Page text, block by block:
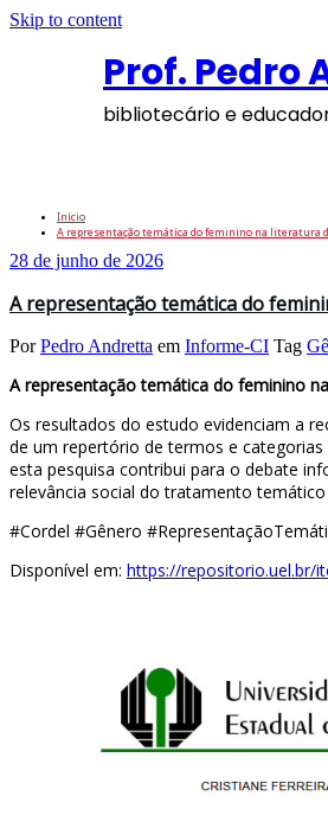
Skip to content
Prof. Pedro
bibliotecário e
Início
A representação temática do feminino na literatura
28 de junho de 2026
A representação temática do
PorPedro Andretta em Informe-CI Tag
A representação temática do feminino
Os resultados do estudo evidenciam a
de um repertório de termos e
esta pesquisa contribui para o debate
relevância social do tratamento
#Cordel #Gênero
Disponível em: https://repositorio.uel.br/